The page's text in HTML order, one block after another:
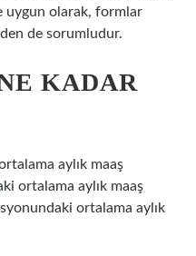
uygun olarak, formlar
de sorumludur.
KADAR
aylık maaş
ortalama aylık maaş
ortalama aylık